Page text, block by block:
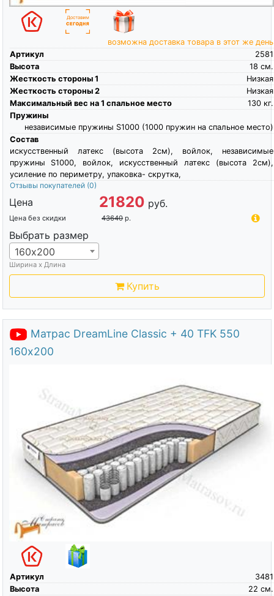
возможна доставка товара в этот же день
Артикул
2581
Высота
см.
18
Жесткость стороны 1
Низкая
Жесткость стороны 2
Низкая
Максимальный вес на 1 спальное место
кг.
130
Пружины
независимые пружины S1000 (1000 пружин на спальное место)
Состав
искусственный латекс (высота 2см), войлок, независимые
пружины S1000, войлок, искусственный латекс (высота 2см),
усиление по периметру, упаковка- скрутка,
Отзывы покупателей (0)
Цена 21820 руб.
Цена без скидки 43640 р.
Выбрать размер
160х200
Ширина х Длина
Купить
Матрас DreamLine Classic + 40 TFK 550
160х200
Артикул
3481
Высота
см.
22